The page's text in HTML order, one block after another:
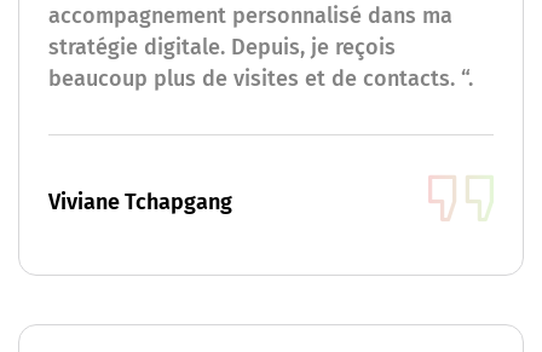
accompagnement personnalisé dans ma
stratégie digitale. Depuis, je reçois
beaucoup plus de visites et de contacts. “.
Viviane Tchapgang